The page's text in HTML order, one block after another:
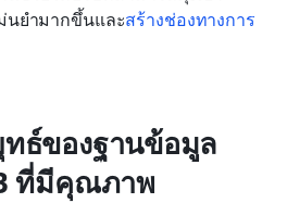
นยำมากขึ้นและสร้างช่องทางการ
ธ์ของฐานข้อมูล
ที่มีคุณภาพ